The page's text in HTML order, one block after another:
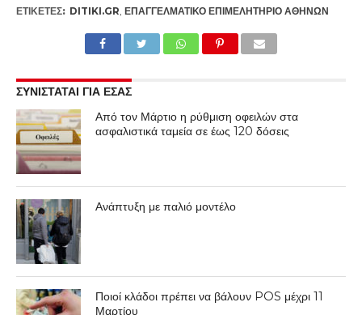
ΕΤΙΚΕΤΕΣ: DITIKI.GR ΕΠΑΓΓΕΛΜΑΤΙΚΌ ΕΠΙΜΕΛΗΤΉΡΙΟ ΑΘΗΝΏΝ
ΣΥΝΙΣΤΑΤΑΙ ΓΙΑ ΕΣΑΣ
Από τον Μάρτιο η ρύθμιση οφειλών στα
ασφαλιστικά ταμεία σε έως 120 δόσεις
Ανάπτυξη με παλιό μοντέλο
Ποιοί κλάδοι πρέπει να βάλουν POS μέχρι 11
Μαρτίου